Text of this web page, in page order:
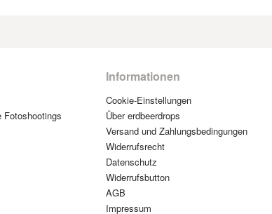
Fotoshootings
Informationen
Cookie-Einstellungen
Über erdbeerdrops
Versand und Zahlungsbedingungen
Widerrufsrecht
Datenschutz
Widerrufsbutton
AGB
Impressum